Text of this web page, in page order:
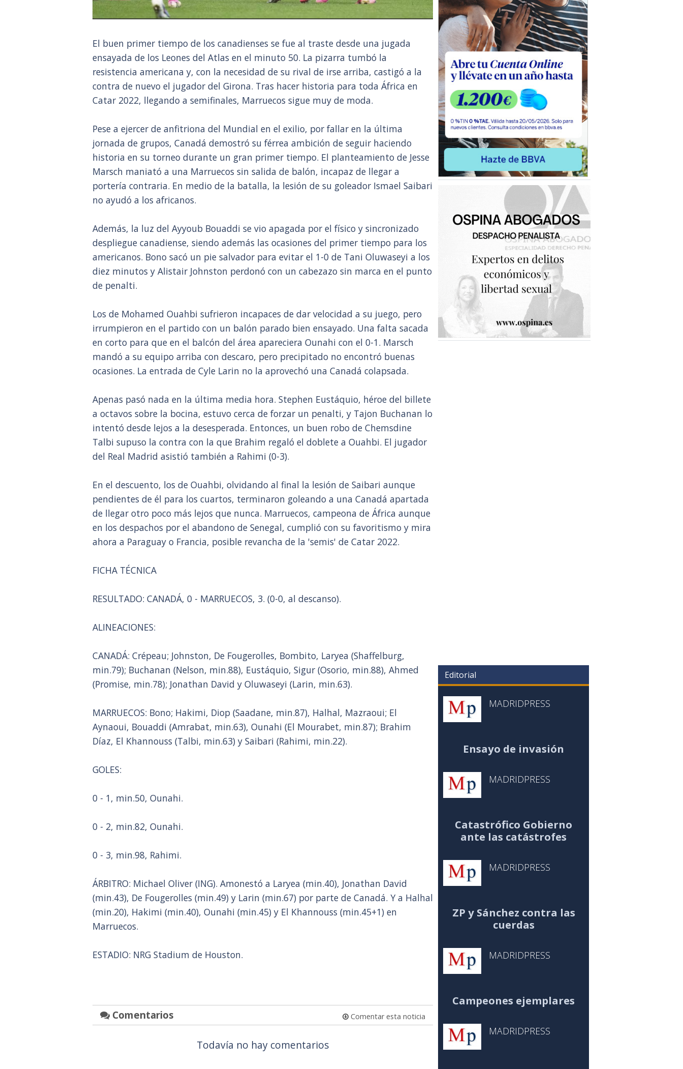
El buen primer tiempo de los canadienses se fue al traste desde una jugada
ensayada de los Leones del Atlas en el minuto 50. La pizarra tumbó la
resistencia americana y, con la necesidad de su rival de irse arriba, castigó a la
contra de nuevo el jugador del Girona. Tras hacer historia para toda África en
Catar 2022, llegando a semifinales, Marruecos sigue muy de moda.
Pese a ejercer de anfitriona del Mundial en el exilio, por fallar en la última
jornada de grupos, Canadá demostró su férrea ambición de seguir haciendo
historia en su torneo durante un gran primer tiempo. El planteamiento de Jesse
Marsch maniató a una Marruecos sin salida de balón, incapaz de llegar a
portería contraria. En medio de la batalla, la lesión de su goleador Ismael Saibari
no ayudó a los africanos.
Además, la luz del Ayyoub Bouaddi se vio apagada por el físico y sincronizado
despliegue canadiense, siendo además las ocasiones del primer tiempo para los
americanos. Bono sacó un pie salvador para evitar el 1-0 de Tani Oluwaseyi a los
diez minutos y Alistair Johnston perdonó con un cabezazo sin marca en el punto
de penalti.
Los de Mohamed Ouahbi sufrieron incapaces de dar velocidad a su juego, pero
irrumpieron en el partido con un balón parado bien ensayado. Una falta sacada
en corto para que en el balcón del área apareciera Ounahi con el 0-1. Marsch
mandó a su equipo arriba con descaro, pero precipitado no encontró buenas
ocasiones. La entrada de Cyle Larin no la aprovechó una Canadá colapsada.
Apenas pasó nada en la última media hora. Stephen Eustáquio, héroe del billete
a octavos sobre la bocina, estuvo cerca de forzar un penalti, y Tajon Buchanan lo
intentó desde lejos a la desesperada. Entonces, un buen robo de Chemsdine
Talbi supuso la contra con la que Brahim regaló el doblete a Ouahbi. El jugador
del Real Madrid asistió también a Rahimi (0-3).
En el descuento, los de Ouahbi, olvidando al final la lesión de Saibari aunque
pendientes de él para los cuartos, terminaron goleando a una Canadá apartada
de llegar otro poco más lejos que nunca. Marruecos, campeona de África aunque
en los despachos por el abandono de Senegal, cumplió con su favoritismo y mira
ahora a Paraguay o Francia, posible revancha de la 'semis' de Catar 2022.
FICHA TÉCNICA
RESULTADO: CANADÁ, 0 - MARRUECOS, 3. (0-0, al descanso).
ALINEACIONES:
CANADÁ: Crépeau; Johnston, De Fougerolles, Bombito, Laryea (Shaffelburg,
min.79); Buchanan (Nelson, min.88), Eustáquio, Sigur (Osorio, min.88), Ahmed
(Promise, min.78); Jonathan David y Oluwaseyi (Larin, min.63).
MARRUECOS: Bono; Hakimi, Diop (Saadane, min.87), Halhal, Mazraoui; El
Aynaoui, Bouaddi (Amrabat, min.63), Ounahi (El Mourabet, min.87); Brahim
Díaz, El Khannouss (Talbi, min.63) y Saibari (Rahimi, min.22).
GOLES:
0 - 1, min.50, Ounahi.
0 - 2, min.82, Ounahi.
0 - 3, min.98, Rahimi.
ÁRBITRO: Michael Oliver (ING). Amonestó a Laryea (min.40), Jonathan David
(min.43), De Fougerolles (min.49) y Larin (min.67) por parte de Canadá. Y a Halhal
(min.20), Hakimi (min.40), Ounahi (min.45) y El Khannouss (min.45+1) en
Marruecos.
ESTADIO: NRG Stadium de Houston.
Comentarios Comentar esta noticia
Todavía no hay comentarios
Editorial
MADRIDPRESS
Ensayo de invasión
MADRIDPRESS
Catastrófico Gobierno
ante las catástrofes
MADRIDPRESS
ZP y Sánchez contra las
cuerdas
MADRIDPRESS
Campeones ejemplares
MADRIDPRESS